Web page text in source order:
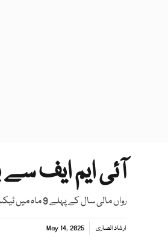
آئی ایم ایف
رواں مالی سال کے پہلے 9 ماہ میں ٹیکس ریونیو میں 715 ارب روپے شارٹ فال ہوا، آئی ایم ایف کے ساتھ مذاکرات میں بریفنگ
ارشاد انصاری May 14, 2025